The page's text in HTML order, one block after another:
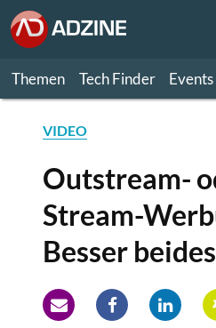
Themen Tech Finder Events
VIDEO
Outstream-
Stream-
Besser beides